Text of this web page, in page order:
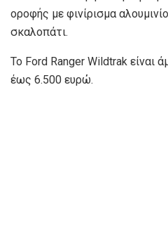
οροφής με φινίρισμα
σκαλοπάτι.
Το Ford Ranger Wildtrak είναι
έως 6.500 ευρώ.